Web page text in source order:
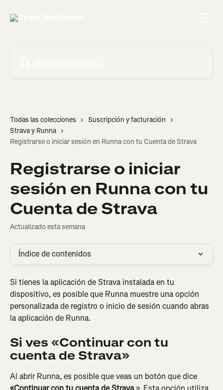
Todas las colecciones
Suscripción y facturación
Strava y Runna
Registrarse o iniciar sesión en Runna con tu Cuenta de Strava
Registrarse o iniciar
sesión en Runna con tu
Cuenta de Strava
Actualizado esta semana
Índice de contenidos
Si tienes la aplicación de Strava instalada en tu
dispositivo, es posible que Runna muestre una opción
personalizada de registro o inicio de sesión cuando abras
la aplicación de Runna.
Si ves «Continuar con tu
cuenta de Strava»
Al abrir Runna, es posible que veas un botón que dice